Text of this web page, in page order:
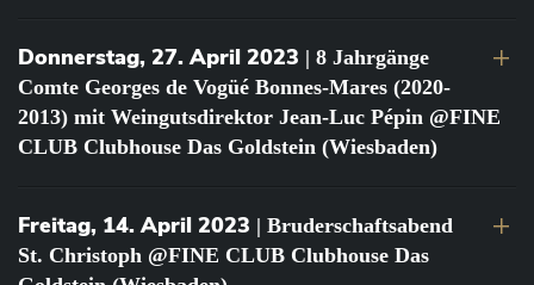
Donnerstag, 27. April 2023 | 8 Jahrgänge
Comte Georges de Vogüé Bonnes-Mares (2020-
2013) mit Weingutsdirektor Jean-Luc Pépin @FINE
CLUB Clubhouse Das Goldstein (Wiesbaden)
Freitag, 14. April 2023 | Bruderschaftsabend
St. Christoph @FINE CLUB Clubhouse Das